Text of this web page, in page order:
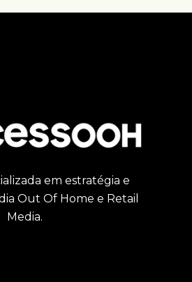
em estratégia e
Out Of Home e Retail
Media.